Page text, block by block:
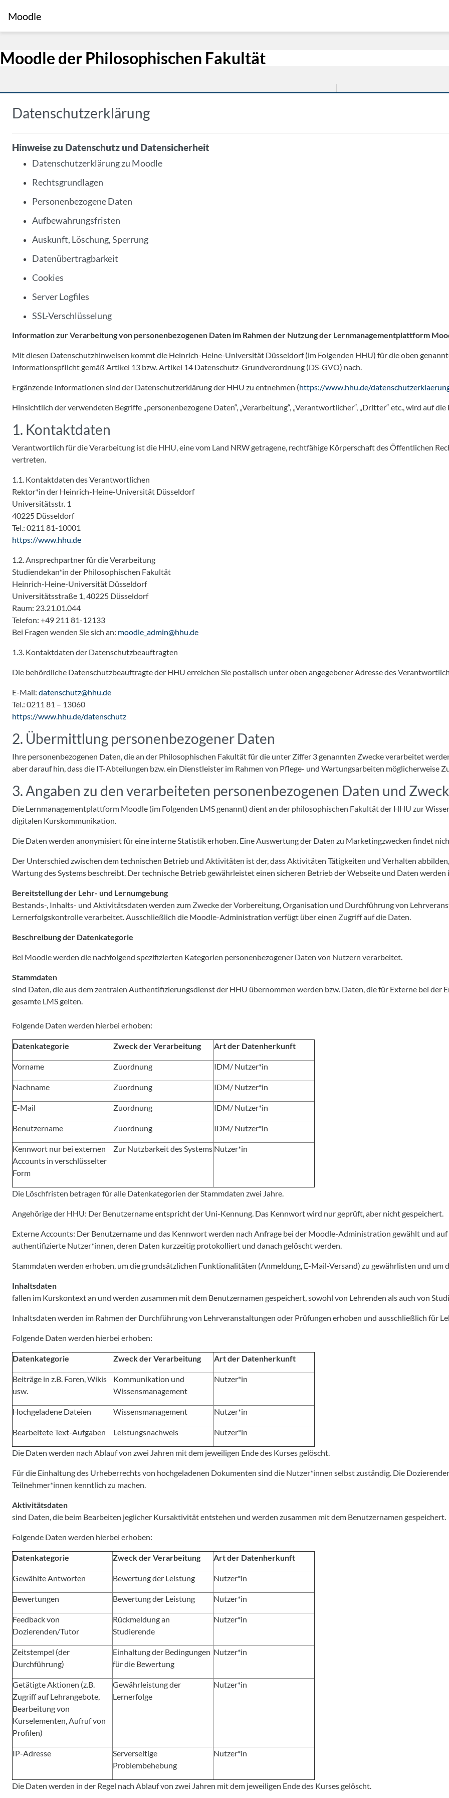
Moodle
Moodle der Philosophischen Fakultät
Datenschutzerklärung
Hinweise zu Datenschutz und Datensicherheit
Datenschutzerklärung zu Moodle
Rechtsgrundlagen
Personenbezogene Daten
Aufbewahrungsfristen
Auskunft, Löschung, Sperrung
Datenübertragbarkeit
Cookies
Server Logfiles
SSL-Verschlüsselung
Information zur Verarbeitung von personenbezogenen Daten im Rahmen der Nutzung der Lernmanagementplattform
Mit diesen Datenschutzhinweisen kommt die Heinrich-Heine-Universität Düsseldorf (im Folgenden HHU) für die oben
Informationspflicht gemäß Artikel 13 bzw. Artikel 14 Datenschutz-Grundverordnung (DS-GVO) nach.
Ergänzende Informationen sind der Datenschutzerklärung der HHU zu entnehmen (https://www.hhu.de/
Hinsichtlich der verwendeten Begriffe „personenbezogene Daten“, „Verarbeitung“, „Verantwortlicher“, „Dritter“ etc., wird auf
1. Kontaktdaten
Verantwortlich für die Verarbeitung ist die HHU, eine vom Land NRW getragene, rechtfähige Körperschaft des Öffentlichen
vertreten.
1.1. Kontaktdaten des Verantwortlichen
Rektor*in der Heinrich-Heine-Universität Düsseldorf
Universitätsstr. 1
40225 Düsseldorf
Tel.: 0211 81-10001
https://www.hhu.de
1.2. Ansprechpartner für die Verarbeitung
Studiendekan*in der Philosophischen Fakultät
Heinrich-Heine-Universität Düsseldorf
Universitätsstraße 1, 40225 Düsseldorf
Raum: 23.21.01.044
Telefon: +49 211 81-12133
Bei Fragen wenden Sie sich an: moodle_admin@hhu.de
1.3. Kontaktdaten der Datenschutzbeauftragten
Die behördliche Datenschutzbeauftragte der HHU erreichen Sie postalisch unter oben angegebener Adresse des
E-Mail: datenschutz@hhu.de
Tel.: 0211 81 – 13060
https://www.hhu.de/datenschutz
2. Übermittlung personenbezogener Daten
Ihre personenbezogenen Daten, die an der Philosophischen Fakultät für die unter Ziffer 3 genannten Zwecke verarbeitet
aber darauf hin, dass die IT-Abteilungen bzw. ein Dienstleister im Rahmen von Pflege- und Wartungsarbeiten möglicherweise
3. Angaben zu den verarbeiteten personenbezogenen Daten und
Die Lernmanagementplattform Moodle (im Folgenden LMS genannt) dient an der philosophischen Fakultät der HHU zur
digitalen Kurskommunikation.
Die Daten werden anonymisiert für eine interne Statistik erhoben. Eine Auswertung der Daten zu Marketingzwecken findet
Der Unterschied zwischen dem technischen Betrieb und Aktivitäten ist der, dass Aktivitäten Tätigkeiten und Verhalten
Wartung des Systems beschreibt. Der technische Betrieb gewährleistet einen sicheren Betrieb der Webseite und Daten
Bereitstellung der Lehr- und Lernumgebung
Bestands-, Inhalts- und Aktivitätsdaten werden zum Zwecke der Vorbereitung, Organisation und Durchführung von
Lernerfolgskontrolle verarbeitet. Ausschließlich die Moodle-Administration verfügt über einen Zugriff auf die Daten.
Beschreibung der Datenkategorie
Bei Moodle werden die nachfolgend spezifizierten Kategorien personenbezogener Daten von Nutzern verarbeitet.
Stammdaten
sind Daten, die aus dem zentralen Authentifizierungsdienst der HHU übernommen werden bzw. Daten, die für Externe bei der
gesamte LMS gelten.
Folgende Daten werden hierbei erhoben:
Datenkategorie Zweck der Verarbeitung Art der Datenherkunft
Vorname Zuordnung IDM/ Nutzer*in
Nachname Zuordnung IDM/ Nutzer*in
E-Mail Zuordnung IDM/ Nutzer*in
Benutzername Zuordnung IDM/ Nutzer*in
Kennwort nur bei externen
Accounts in verschlüsselter
Form
Zur Nutzbarkeit des Systems Nutzer*in
Die Löschfristen betragen für alle Datenkategorien der Stammdaten zwei Jahre.
Angehörige der HHU: Der Benutzername entspricht der Uni-Kennung. Das Kennwort wird nur geprüft, aber nicht gespeichert.
Externe Accounts: Der Benutzername und das Kennwort werden nach Anfrage bei der Moodle-Administration gewählt und
authentifizierte Nutzer*innen, deren Daten kurzzeitig protokolliert und danach gelöscht werden.
Stammdaten werden erhoben, um die grundsätzlichen Funktionalitäten (Anmeldung, E-Mail-Versand) zu gewährlisten und um
Inhaltsdaten
fallen im Kurskontext an und werden zusammen mit dem Benutzernamen gespeichert, sowohl von Lehrenden als auch von
Inhaltsdaten werden im Rahmen der Durchführung von Lehrveranstaltungen oder Prüfungen erhoben und ausschließlich für
Folgende Daten werden hierbei erhoben:
Datenkategorie Zweck der Verarbeitung Art der Datenherkunft
Beiträge in z.B. Foren, Wikis
usw.
Kommunikation und
Wissensmanagement
Nutzer*in
Hochgeladene Dateien Wissensmanagement Nutzer*in
Bearbeitete Text-Aufgaben Leistungsnachweis Nutzer*in
Die Daten werden nach Ablauf von zwei Jahren mit dem jeweiligen Ende des Kurses gelöscht.
Für die Einhaltung des Urheberrechts von hochgeladenen Dokumenten sind die Nutzer*innen selbst zuständig. Die
Teilnehmer*innen kenntlich zu machen.
Aktivitätsdaten
sind Daten, die beim Bearbeiten jeglicher Kursaktivität entstehen und werden zusammen mit dem Benutzernamen gespeichert.
Folgende Daten werden hierbei erhoben:
Datenkategorie Zweck der Verarbeitung Art der Datenherkunft
Gewählte Antworten Bewertung der Leistung Nutzer*in
Bewertungen Bewertung der Leistung Nutzer*in
Feedback von
Dozierenden/Tutor
Rückmeldung an
Studierende
Nutzer*in
Zeitstempel (der
Durchführung)
Einhaltung der Bedingungen
für die Bewertung
Nutzer*in
Getätigte Aktionen (z.B.
Zugriff auf Lehrangebote,
Bearbeitung von
Kurselementen, Aufruf von
Profilen)
Gewährleistung der
Lernerfolge
Nutzer*in
IP-Adresse
Serverseitige
Problembehebung
Nutzer*in
Die Daten werden in der Regel nach Ablauf von zwei Jahren mit dem jeweiligen Ende des Kurses gelöscht.